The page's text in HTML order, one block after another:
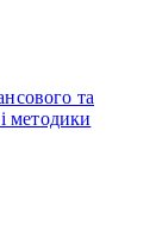
та
методики